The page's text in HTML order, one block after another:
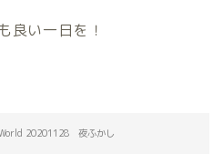
い一日を！
20201128 夜ふかし